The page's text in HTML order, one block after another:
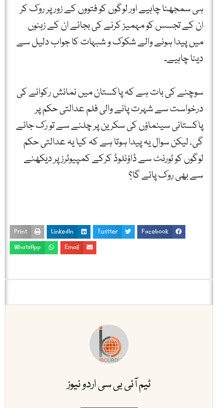
ہی سمجھنا چاہیے اور لوگوں کو فتووں کے زور پر روک کر
ان کے تجسس کو مہمیز کرنے کی بجائے ان کے زہنوں
میں پیدا ہونے والے شکوک و شبہات کا جواب دلیل سے
دینا چاہیے۔
سوچنے کی بات ہے کہ پاکستان میں نمائش رکوانے کی
درخواست سے شہرت پانے والی فلم عدالتی حکم پر
پاکستانی سینماؤں کی سکرین پر چلنے سے تو رک جائے
گی، لیکن سوال یہ پیدا ہوتا ہے کہ کیا یہ عدالتی حکم
لوگوں کو ٹورنٹ سے ڈاؤنلوڈ کرکے کمپیوٹرز پر دیکھنے
سے بھی روک پائے گا؟
Facebook
Twitter
LinkedIn
Print
Email
WhatsApp
ٹیم آئی بی سی اردو نیوز